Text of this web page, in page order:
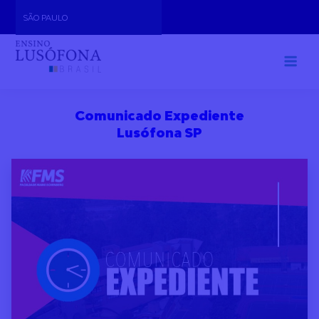
content
SÃO PAULO
Comunicado Expediente
Lusófona SP